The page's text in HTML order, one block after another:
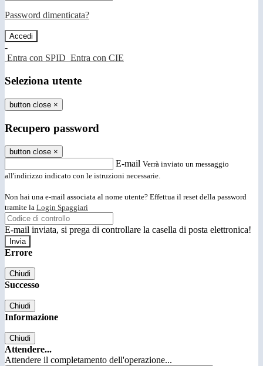
Password dimenticata?
-
Entra con SPID Entra con CIE
Seleziona utente
button close ×
Recupero password
button close ×
E-mail Verrà inviato un messaggio
all'indirizzo indicato con le istruzioni necessarie.
Non hai una e-mail associata al nome utente? Effettua il reset della password
tramite la Login Spaggiari
E-mail inviata, si prega di controllare la casella di posta elettronica!
Errore
Chiudi
Successo
Chiudi
Informazione
Chiudi
Attendere...
Attendere il completamento dell'operazione...